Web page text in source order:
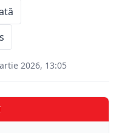
2026, 13:05